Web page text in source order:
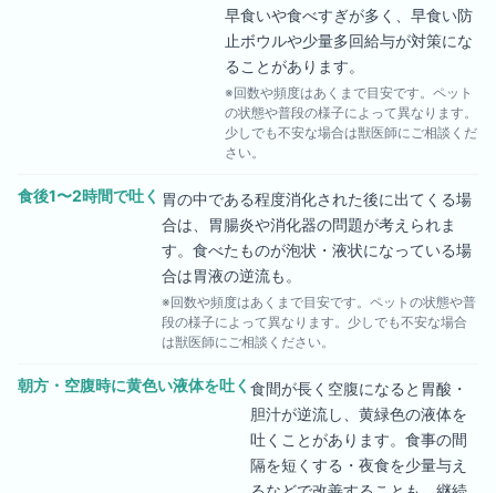
早食いや食べすぎが多く、早食い防
止ボウルや少量多回給与が対策にな
ることがあります。
※回数や頻度はあくまで目安です。ペット
の状態や普段の様子によって異なります。
少しでも不安な場合は獣医師にご相談くだ
さい。
食後1〜2時間で吐く 胃の中である程度消化された後に出てくる場
合は、胃腸炎や消化器の問題が考えられま
す。食べたものが泡状・液状になっている場
合は胃液の逆流も。
※回数や頻度はあくまで目安です。ペットの状態や普
段の様子によって異なります。少しでも不安な場合
は獣医師にご相談ください。
朝方・空腹時に黄色い液体を吐く 食間が長く空腹になると胃酸・
胆汁が逆流し、黄緑色の液体を
吐くことがあります。食事の間
隔を短くする・夜食を少量与え